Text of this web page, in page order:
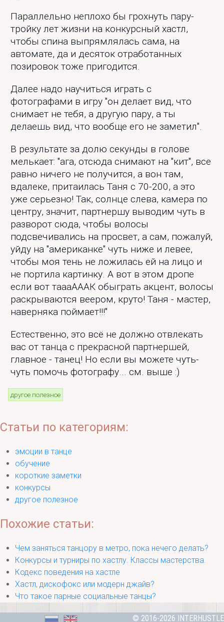
Параллельно неплохо бы грохнуть пару-
тройку лет жизни на конкурсный хастл,
чтобы спина выпрямлялась сама, на
автомате, да и десяток отработанных
позировок тоже пригодится.
Далее надо научиться играть с
фотографами в игру "он делает вид, что
снимает не тебя, а другую пару, а ты
делаешь вид, что вообще его не заметил".
В результате за долю секунды в голове
мелькает: "ага, отсюда снимают на "кит", все
равно ничего не получится, а вон там,
вдалеке, притаилась Таня с 70-200, а это
уже серьезно! Так, солнце слева, камера по
центру, значит, партнершу выводим чуть в
разворот сюда, чтобы волосы
подсвечивались на просвет, а сам, пожалуй,
уйду на "американке" чуть ниже и левее,
чтобы моя тень не ложилась ей на лицо и
не портила картинку. А вот в этом дропе
если вот таааАААК обыграть акцент, волосы
раскрываются веером, круто! Таня - мастер,
наверняка поймает!!!"
Естественно, это всё не должно отвлекать
вас от танца с прекрасной партнершей,
главное - танец! Но если вы можете чуть-
чуть помочь фотографу... см. выше :)
другое полезное
Статьи по категориям:
эмоции в танце
обучение
короткие заметки
конкурсы
другое полезное
Похожие статьи:
Чем заняться танцору в метро, пока нечего делать?
Конкурсы и турниры по хастлу. Классы мастерства.
Кодекс поведения на хастле
Хастл, дискофокс или модерн джайв?
Что такое парные социальные танцы?
© 2016-2026 INTERHUSTLE